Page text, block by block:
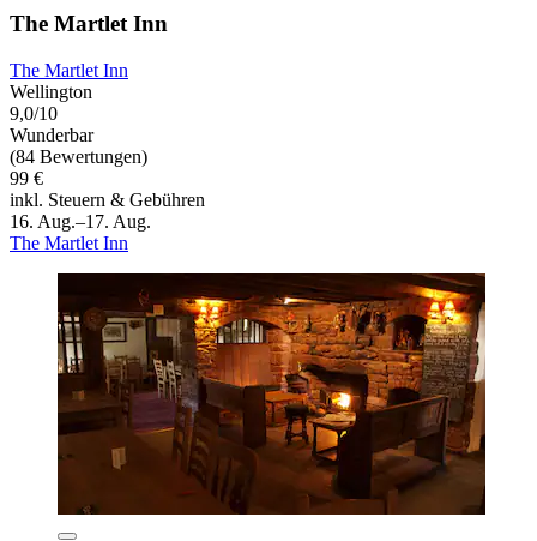
The Martlet Inn
The Martlet Inn
Wellington
9,0/10
Wunderbar
(84 Bewertungen)
99 €
inkl. Steuern & Gebühren
16. Aug.–17. Aug.
The Martlet Inn